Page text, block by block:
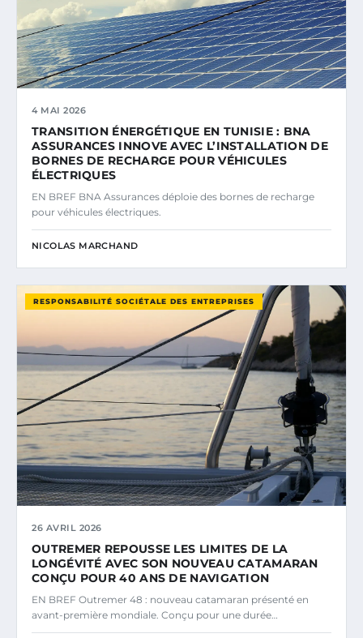
4 MAI 2026
TRANSITION ÉNERGÉTIQUE EN TUNISIE : BNA
ASSURANCES INNOVE AVEC L’INSTALLATION DE
BORNES DE RECHARGE POUR VÉHICULES
ÉLECTRIQUES
EN BREF BNA Assurances déploie des bornes de recharge
pour véhicules électriques.
NICOLAS MARCHAND
RESPONSABILITÉ SOCIÉTALE DES ENTREPRISES
26 AVRIL 2026
OUTREMER REPOUSSE LES LIMITES DE LA
LONGÉVITÉ AVEC SON NOUVEAU CATAMARAN
CONÇU POUR 40 ANS DE NAVIGATION
EN BREF Outremer 48 : nouveau catamaran présenté en
avant-première mondiale. Conçu pour une durée…